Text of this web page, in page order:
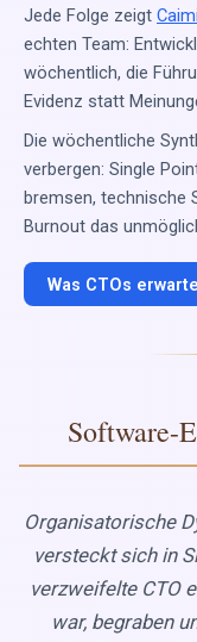
Jede Folge zeigt
echten Team:
wöchentlich, die
Evidenz statt
Die wöchentliche
verbergen: Single
bremsen, technische
Burnout das
Was CTOs
Software-
Organisatorische
versteckt sich in
verzweifelte CTO
war, begraben